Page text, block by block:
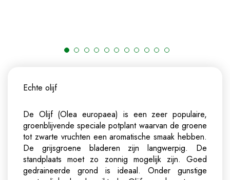
Echte olijf
De Olijf (Olea europaea) is een zeer populaire,
groenblijvende speciale potplant waarvan de groene
tot zwarte vruchten een aromatische smaak hebben.
De grijsgroene bladeren zijn langwerpig. De
standplaats moet zo zonnig mogelijk zijn. Goed
gedraineerde grond is ideaal. Onder gunstige